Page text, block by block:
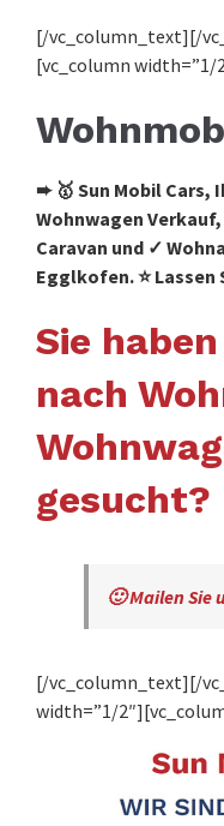
[/vc_column_text][/
[vc_column
➨ 🥇 Sun Mobil Cars,
Wohnwagen
Caravan und ✓
Egglkofen. ⭐
Sie
nach
gesucht?
🙂 Mailen Sie
[/vc_column_text][/
width=”1/